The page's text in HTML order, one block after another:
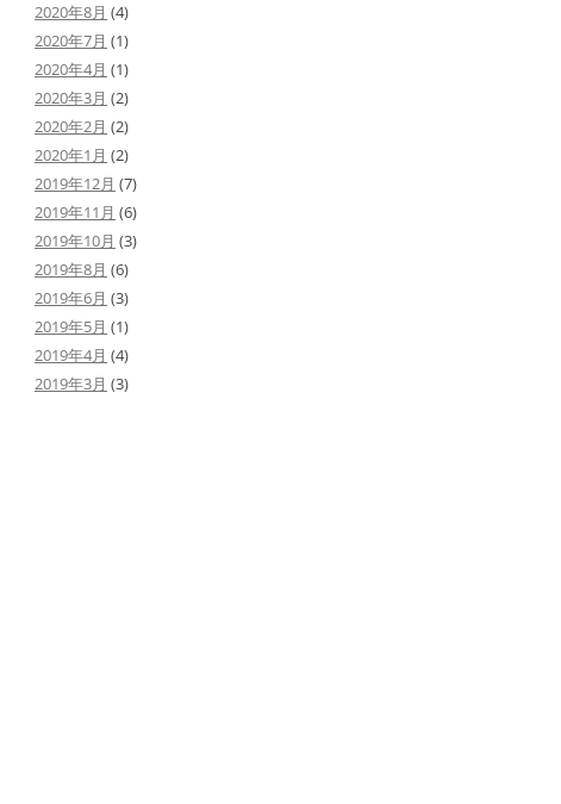
2020年8月 (4)
2020年7月 (1)
2020年4月 (1)
2020年3月 (2)
2020年2月 (2)
2020年1月 (2)
2019年12月 (7)
2019年11月 (6)
2019年10月 (3)
2019年8月 (6)
2019年6月 (3)
2019年5月 (1)
2019年4月 (4)
2019年3月 (3)